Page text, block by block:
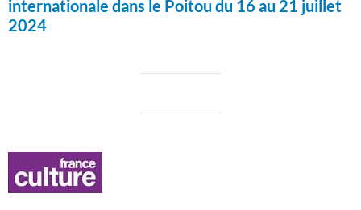
internationale dans le Poitou du 16 au 21 juillet
2024